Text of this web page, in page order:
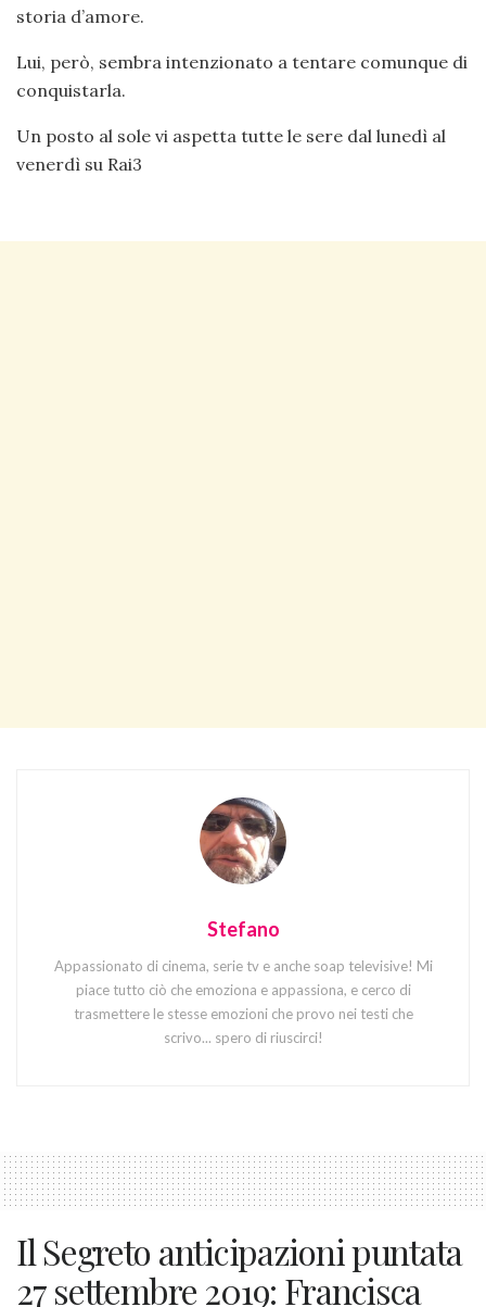
storia d’amore.
Lui, però, sembra intenzionato a tentare comunque di
conquistarla.
Un posto al sole vi aspetta tutte le sere dal lunedì al
venerdì su Rai3
Stefano
Appassionato di cinema, serie tv e anche soap televisive! Mi
piace tutto ciò che emoziona e appassiona, e cerco di
trasmettere le stesse emozioni che provo nei testi che
scrivo... spero di riuscirci!
Il Segreto anticipazioni puntata
27 settembre 2019: Francisca